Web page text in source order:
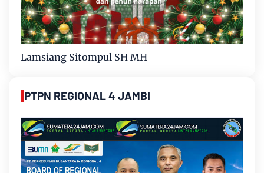
Lamsiang Sitompul SH MH
PTPN REGIONAL 4 JAMBI